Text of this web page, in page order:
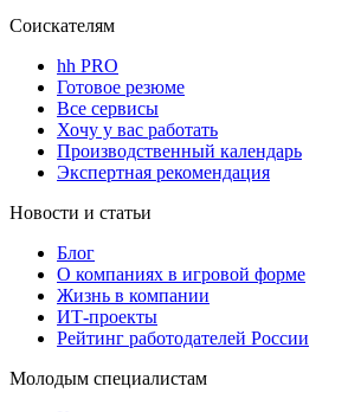
Соискателям
hh PRO
Готовое резюме
Все сервисы
Хочу у вас работать
Производственный календарь
Экспертная рекомендация
Новости и статьи
Блог
О компаниях в игровой форме
Жизнь в компании
ИТ-проекты
Рейтинг работодателей России
Молодым специалистам